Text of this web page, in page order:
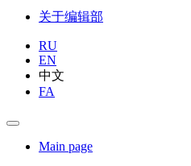
关于编辑部
RU
EN
中文
FA
Main page